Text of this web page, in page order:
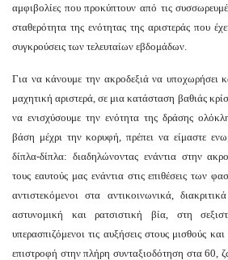
αμφιβολίες που προκύπτουν από τις
σταθερότητα της ενότητας της αριστεράς που
συγκρούσεις των τελευταίων εβδομάδων.
Για να κάνουμε την ακροδεξιά να υποχωρήσει
μαχητική αριστερά, σε μια κατάσταση βαθιάς
να ενισχύσουμε την ενότητα της δράσης
βάση μέχρι την κορυφή, πρέπει να είμαστε
δίπλα-δίπλα: διαδηλώνοντας ενάντια στην
τους εαυτούς μας ενάντια στις επιθέσεις των
αντιστεκόμενοι στα αντικοινωνικά,
αστυνομική και ρατσιστική βία, στη
υπερασπιζόμενοι τις αυξήσεις στους μισθούς
επιστροφή στην πλήρη συνταξιοδότηση στα 60,